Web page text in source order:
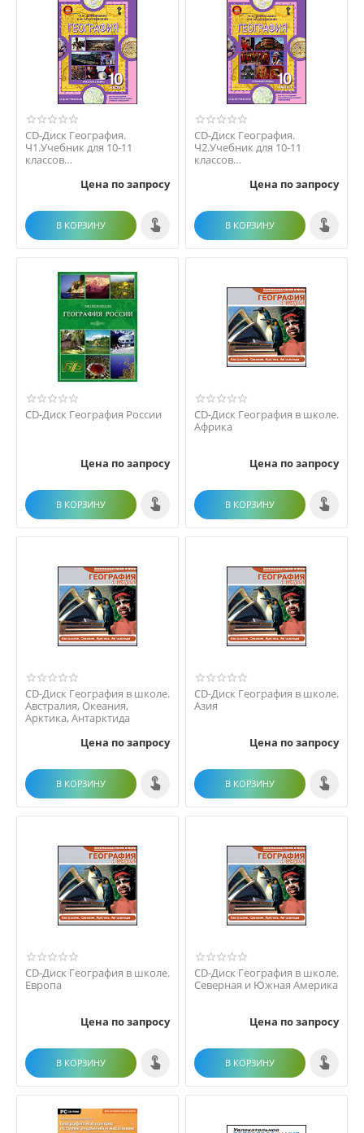
CD-Диск География.
Ч1.Учебник для 10-11
классов
учрежденийЦена по запросу
В КОРЗИНУ
CD-Диск География.
Ч2.Учебник для 10-11
классов
учрежденийЦена по запросу
В КОРЗИНУ
CD-Диск География России
Цена по запросу
В КОРЗИНУ
CD-Диск География в школе.
Африка
Цена по запросу
В КОРЗИНУ
CD-Диск География в школе.
Австралия, Океания,
Арктика, Антарктида
Цена по запросу
В КОРЗИНУ
CD-Диск География в школе.
Азия
Цена по запросу
В КОРЗИНУ
CD-Диск География в школе.
Европа
Цена по запросу
В КОРЗИНУ
CD-Диск География в школе.
Северная и Южная Америка
Цена по запросу
В КОРЗИНУ